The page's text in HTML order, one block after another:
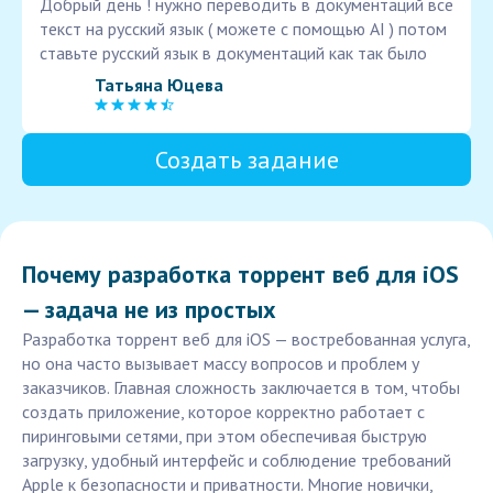
Добрый день ! нужно переводить в документаций все
текст на русский язык ( можете с помощью AI ) потом
ставьте русский язык в документаций как так было
Татьяна Юцева
Создать задание
Почему разработка торрент веб для iOS
— задача не из простых
Разработка торрент веб для iOS — востребованная услуга,
но она часто вызывает массу вопросов и проблем у
заказчиков. Главная сложность заключается в том, чтобы
создать приложение, которое корректно работает с
пиринговыми сетями, при этом обеспечивая быструю
загрузку, удобный интерфейс и соблюдение требований
Apple к безопасности и приватности. Многие новички,